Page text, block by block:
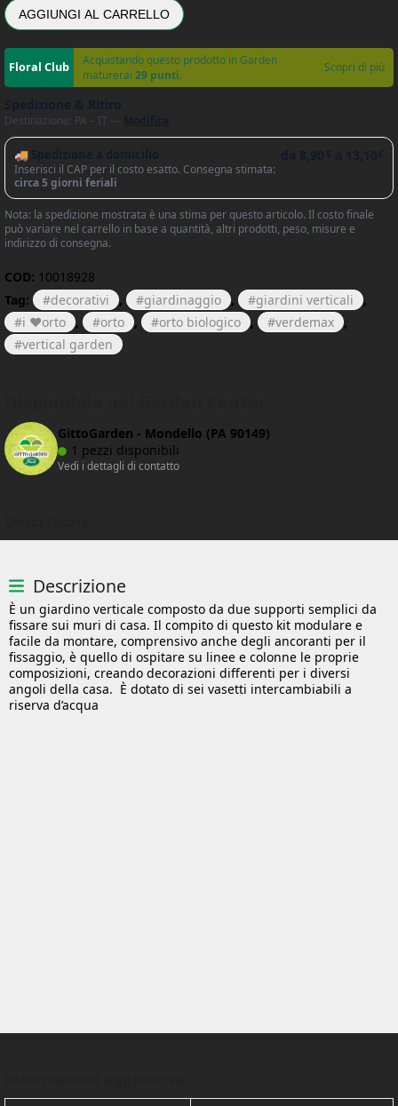
AGGIUNGI AL CARRELLO
Acquistando questo prodotto in Garden
maturerai 29 punti. Scopri di più
Destinazione: PA – IT —
🚚 Spedizione a domicilio
Inserisci il CAP per il costo esatto. Consegna stimata:
circa 5 giorni feriali
Nota: la spedizione mostrata è una stima per questo articolo. Il costo finale
può variare nel carrello in base a quantità, altri prodotti, peso, misure e
indirizzo di consegna.
COD: 10018928
Tag:
decorativi , giardinaggio , giardini verticali
,
i ❤orto
, orto , orto biologico , verdemax
,
vertical garden
GittoGarden - Mondello (PA 90149)
1 pezzi disponibili
Vedi i dettagli di contatto
Descrizione
È un giardino verticale composto da due supporti semplici da
fissare sui muri di casa. Il compito di questo kit modulare e
facile da montare, comprensivo anche degli ancoranti per il
fissaggio, è quello di ospitare su linee e colonne le proprie
composizioni, creando decorazioni differenti per i diversi
angoli della casa. È dotato di sei vasetti intercambiabili a
riserva d’acqua